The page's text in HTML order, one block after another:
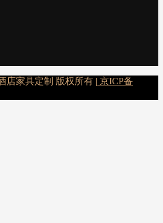
店家具定制 版权所有 | 京ICP备